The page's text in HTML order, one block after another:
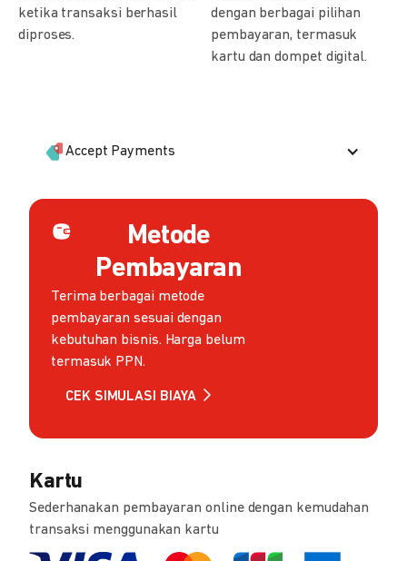
ketika transaksi berhasil
diproses.
dengan berbagai pilihan
pembayaran, termasuk
kartu dan dompet digital.
Accept Payments
Metode
Pembayaran
Terima berbagai metode
pembayaran sesuai dengan
kebutuhan bisnis. Harga belum
termasuk PPN.
CEK SIMULASI BIAYA
Kartu
Sederhanakan pembayaran online dengan kemudahan
transaksi menggunakan kartu